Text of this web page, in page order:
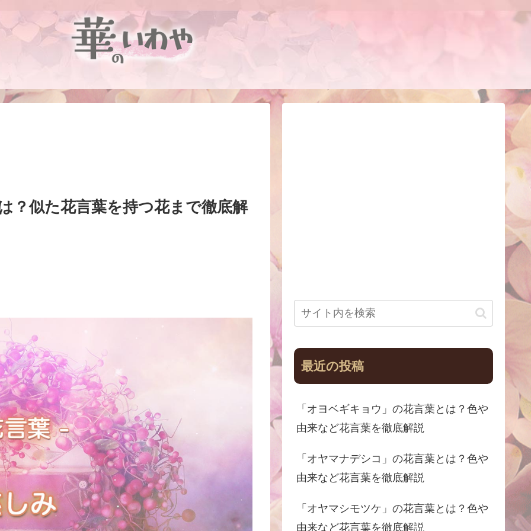
？似た花言葉を持つ花まで徹底解
最近の投稿
「オヨベギキョウ」の花言葉とは？色や
由来など花言葉を徹底解説
「オヤマナデシコ」の花言葉とは？色や
由来など花言葉を徹底解説
「オヤマシモツケ」の花言葉とは？色や
由来など花言葉を徹底解説